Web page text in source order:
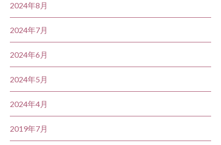
2024年8月
2024年7月
2024年6月
2024年5月
2024年4月
2019年7月